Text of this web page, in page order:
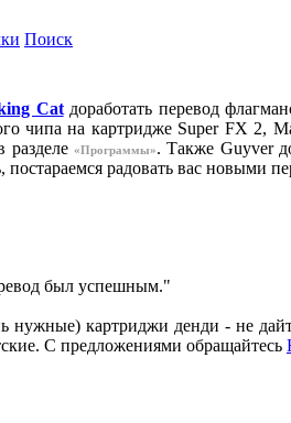
Поиск
Catдоработать перевод
чипа на картридже Super FX
разделе «Программы». Также Guyver
радовать вас новыми
был успешным."
нужные) картриджи денди - не
С предложениями обращайтесь